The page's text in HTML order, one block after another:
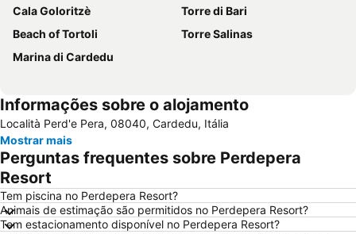
Cala Goloritzè
Torre di Bari
Beach of Tortoli
Torre Salinas
Marina di Cardedu
Informações sobre o alojamento
Località Perd'e Pera, 08040, Cardedu, Itália
Mostrar mais
Perguntas frequentes sobre Perdepera
Resort
Tem piscina no Perdepera Resort?
Animais de estimação são permitidos no Perdepera Resort?
Tem estacionamento disponível no Perdepera Resort?